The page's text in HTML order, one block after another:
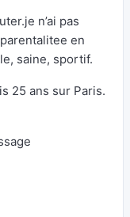
n’ai pas
en
saine, sportif.
25 ans sur Paris.